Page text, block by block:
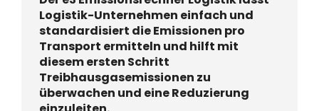
Logistik-Unternehmen einfach und
standardisiert die Emissionen pro
Transport ermitteln und hilft mit
diesem ersten Schritt
Treibhausgasemissionen zu
überwachen und eine Reduzierung